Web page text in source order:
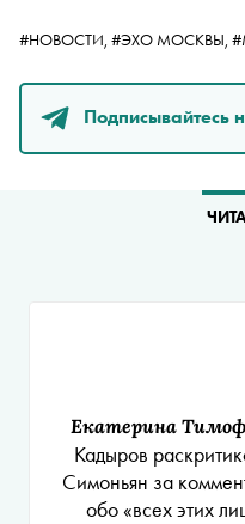
#НОВОСТИ, #ЭХО МОСКВЫ,
Подписывайтесь
Екатерина
Кадыров
Симоньян за
обо «всех этих